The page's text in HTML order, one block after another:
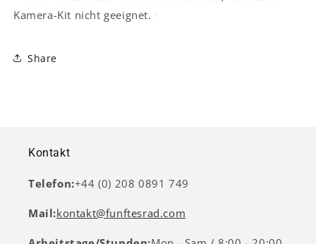
Kamera-Kit nicht geeignet.
Share
Kontakt
Telefon:+44 (0) 208 0891 749
Mail:kontakt@funftesrad.com